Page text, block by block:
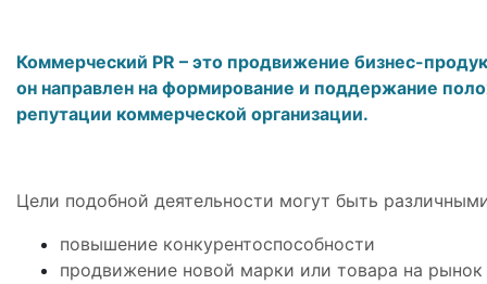
Коммерческий PR – это продвижение бизнес-
он направлен на формирование и поддержание
репутации коммерческой организации.
Цели подобной деятельности могут быть
повышение конкурентоспособности
продвижение новой марки или товара на рынок